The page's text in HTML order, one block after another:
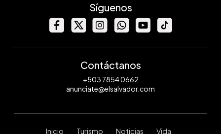
Síguenos
Contáctanos
+503 7854 0662
anunciate@elsalvador.com
Inicio Turismo Noticias Vida